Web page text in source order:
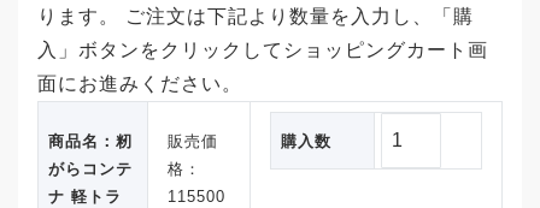
店に
訪問
し、
エツのポスターを見せ
てもらい説明を聞いて購入した。 また、今後
ります。 ご注文は下記より数量を入力し、「購
入」ボタンをクリックしてショッピングカート画
面にお進みください。
商品名：籾
がらコンテ
ナ 軽トラ
販売価
格：
115500
購入数